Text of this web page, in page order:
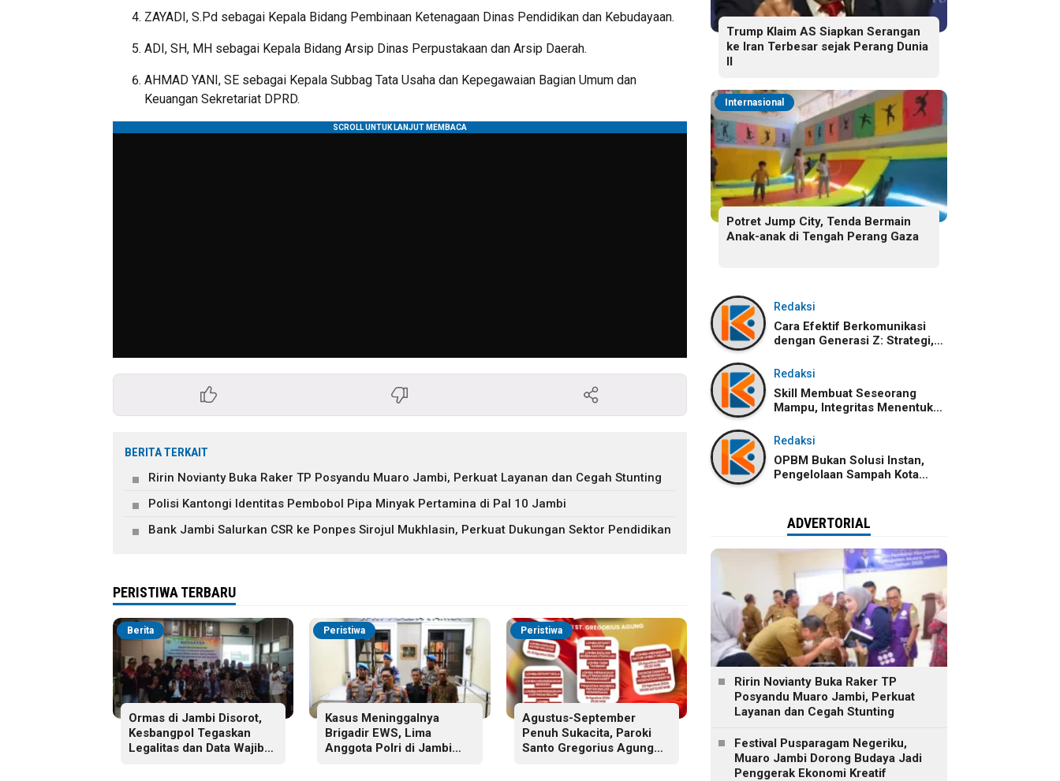
ZAYADI, S.Pd sebagai Kepala Bidang Pembinaan Ketenagaan Dinas Pendidikan dan Kebudayaan.
ADI, SH, MH sebagai Kepala Bidang Arsip Dinas Perpustakaan dan Arsip Daerah.
AHMAD YANI, SE sebagai Kepala Subbag Tata Usaha dan Kepegawaian Bagian Umum dan
Keuangan Sekretariat DPRD.
BERITA TERKAIT
Ririn Novianty Buka Raker TP Posyandu Muaro Jambi, Perkuat Layanan dan Cegah Stunting
Polisi Kantongi Identitas Pembobol Pipa Minyak Pertamina di Pal 10 Jambi
Bank Jambi Salurkan CSR ke Ponpes Sirojul Mukhlasin, Perkuat Dukungan Sektor Pendidikan
PERISTIWA TERBARU
Berita
Ormas di Jambi Disorot,
Kesbangpol Tegaskan
Legalitas dan Data Wajib
Peristiwa
Kasus Meninggalnya
Brigadir EWS, Lima
Anggota Polri di Jambi
Peristiwa
Agustus-September
Penuh Sukacita, Paroki
Santo Gregorius Agung
Trump Klaim AS Siapkan Serangan
ke Iran Terbesar sejak Perang Dunia
II
Internasional
Potret Jump City, Tenda Bermain
Anak-anak di Tengah Perang Gaza
Redaksi
Cara Efektif Berkomunikasi
dengan Generasi Z: Strategi,
Tantangannya
Redaksi
Skill Membuat Seseorang
Mampu, Integritas Menentukan
Dibawa
Redaksi
OPBM Bukan Solusi Instan,
Pengelolaan Sampah Kota
ADVERTORIAL
Ririn Novianty Buka Raker TP
Posyandu Muaro Jambi, Perkuat
Layanan dan Cegah Stunting
Festival Pusparagam Negeriku,
Muaro Jambi Dorong Budaya Jadi
Penggerak Ekonomi Kreatif